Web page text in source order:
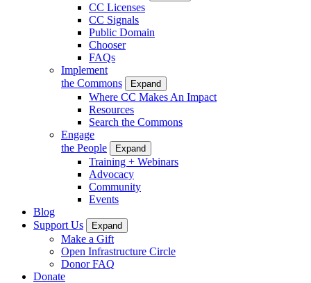
CC Licenses
CC Signals
Public Domain
Chooser
FAQs
Implement
the Commons
Expand
Where CC Makes An Impact
Resources
Search the Commons
Engage
the People
Expand
Training + Webinars
Advocacy
Community
Events
Blog
Support Us
Expand
Make a Gift
Open Infrastructure Circle
Donor FAQ
Donate